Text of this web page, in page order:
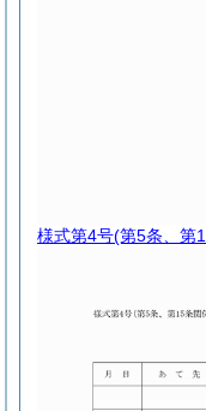
様式第4号(第5条、第